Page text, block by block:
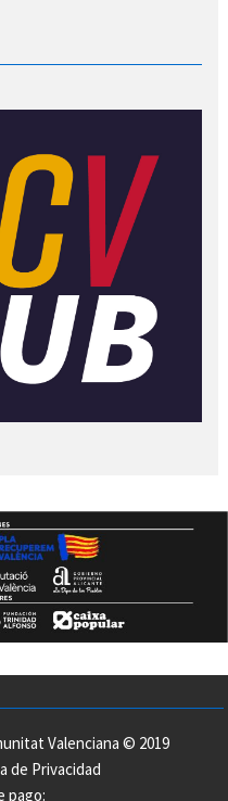
Valenciana © 2019
de Privacidad
pago: